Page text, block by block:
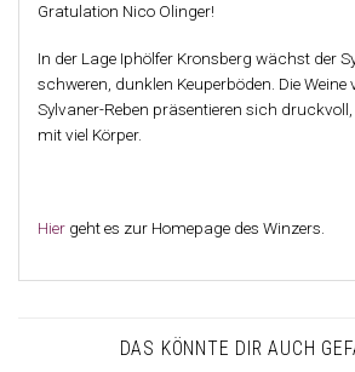
Gratulation Nico Olinger!
In der Lage Iphölfer Kronsberg wächst der
schweren, dunklen Keuperböden. Die Weine
Sylvaner-Reben präsentieren sich
mit viel Körper.
Hier geht es zur Homepage des Winzers.
DAS KÖNNTE DIR AUCH